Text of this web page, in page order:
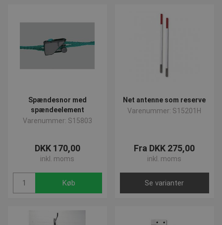
Spændesnor med
spændeelement
Varenummer: S15803
DKK 170,00
inkl. moms
Køb
Net antenne som reserve
Varenummer: S15201H
Fra DKK 275,00
inkl. moms
Se varianter